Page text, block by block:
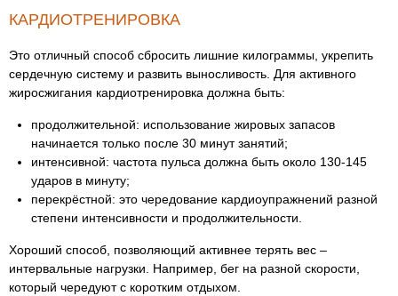
КАРДИОТРЕНИРОВКА
Это отличный способ сбросить лишние килограммы, укрепить
сердечную систему и развить выносливость. Для активного
жиросжигания кардиотренировка должна быть:
продолжительной: использование жировых запасов
начинается только после 30 минут занятий;
интенсивной: частота пульса должна быть около 130-145
ударов в минуту;
перекрёстной: это чередование кардиоупражнений разной
степени интенсивности и продолжительности.
Хороший способ, позволяющий активнее терять вес –
интервальные нагрузки. Например, бег на разной скорости,
который чередуют с коротким отдыхом.